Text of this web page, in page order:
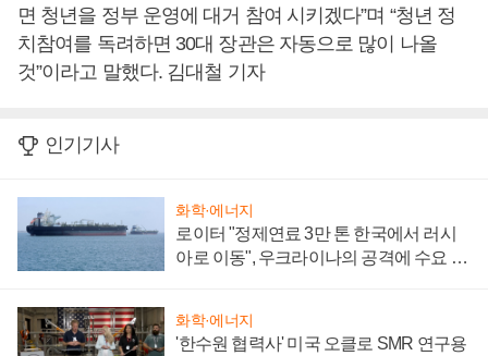
면 청년을 정부 운영에 대거 참여 시키겠다”며 “청년 정
치참여를 독려하면 30대 장관은 자동으로 많이 나올
것”이라고 말했다. 김대철 기자
인기기사
화학·에너지
로이터 "정제연료 3만 톤 한국에서 러시
아로 이동", 우크라이나의 공격에 수요 늘
화학·에너지
'한수원 협력사' 미국 오클로 SMR 연구용